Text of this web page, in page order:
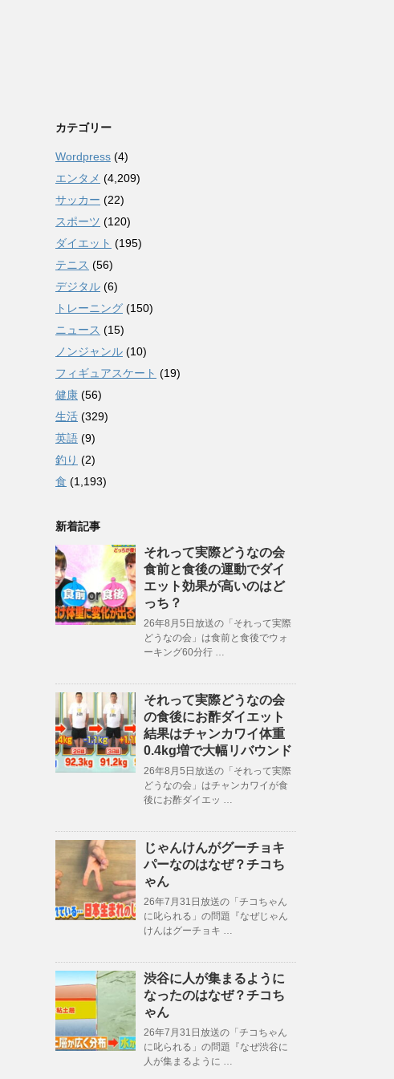
カテゴリー
Wordpress (4)
エンタメ (4,209)
サッカー (22)
スポーツ (120)
ダイエット (195)
テニス (56)
デジタル (6)
トレーニング (150)
ニュース (15)
ノンジャンル (10)
フィギュアスケート (19)
健康 (56)
生活 (329)
英語 (9)
釣り (2)
食 (1,193)
新着記事
それって実際どうなの会
食前と食後の運動でダイ
エット効果が高いのはど
っち？
26年8月5日放送の「それって実際
どうなの会」は食前と食後でウォ
ーキング60分行 …
それって実際どうなの会
の食後にお酢ダイエット
結果はチャンカワイ体重
0.4kg増で大幅リバウンド
26年8月5日放送の「それって実際
どうなの会」はチャンカワイが食
後にお酢ダイエッ …
じゃんけんがグーチョキ
パーなのはなぜ？チコち
ゃん
26年7月31日放送の「チコちゃん
に叱られる」の問題『なぜじゃん
けんはグーチョキ …
渋谷に人が集まるように
なったのはなぜ？チコち
ゃん
26年7月31日放送の「チコちゃん
に叱られる」の問題『なぜ渋谷に
人が集まるように …